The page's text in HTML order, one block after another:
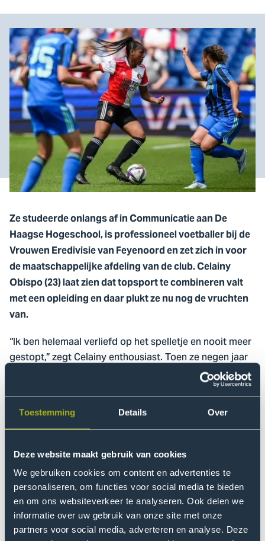
Toestemming Details Over
Deze website maakt gebruik van cookies
We gebruiken cookies om content en advertenties te
personaliseren, om functies voor social media te bieden
en om ons websiteverkeer te analyseren. Ook delen we
informatie over uw gebruik van onze site met onze
partners voor social media, adverteren en analyse. Deze
Ze studeerde onlangs af in Communicatie aan De
Haagse Hogeschool, is professioneel voetballer bij de
Vrouwen Eredivisie van Feyenoord en zet zich in voor
de maatschappelijke afdeling van de club. Celainy
Obispo (23) laat zien dat topsport te combineren valt
met een opleiding en daar plukt ze nu nog de vruchten
van.
“Ik ben helemaal verliefd op het spelletje en nooit meer
gestopt,” zegt Celainy enthousiast. Toen ze negen jaar
oud was kreeg ze haar eerste uitnodiging van het KNVB
om mee te spelen in een districtsteam en sindsdien
heeft ze verschillende jeugdteams doorlopen. Daarna
maakte ze de overstap naar ADO Den Haag. “Dat was
tijdens het tweede jaar van mijn studie. Tot die tijd
speelde ik altijd in gemengde jeugdteams, maar het
krachtsverschil met de mannen werd te groot. Ik wilde
voor een betaald voetbalorganisatie gaan spelen.”
Meer vrouwelijke boegbeelden
Na ADO Den Haag stapte ze over naar Feyenoord, waar